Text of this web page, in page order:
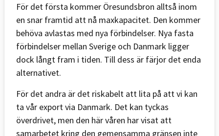
För det första kommer Öresundsbron alltså inom
en snar framtid att nå maxkapacitet. Den kommer
behöva avlastas med nya förbindelser. Nya fasta
förbindelser mellan Sverige och Danmark ligger
dock långt fram i tiden. Till dess är färjor det enda
alternativet.
För det andra är det riskabelt att lita på att vi kan
ta vår export via Danmark. Det kan tyckas
överdrivet, men den här våren har visat att
samarbetet kring den gemensamma gränsen inte